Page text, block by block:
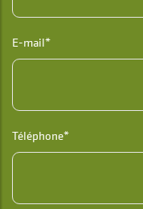
E-mail*
Téléphone*